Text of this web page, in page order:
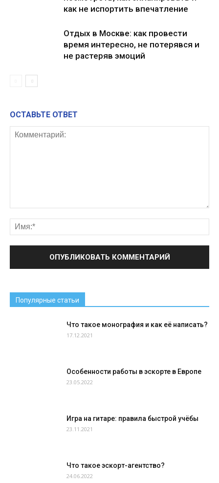
как не испортить впечатление
Отдых в Москве: как провести
время интересно, не потерявся и
не растеряв эмоций
ОСТАВЬТЕ ОТВЕТ
Популярные статьи
Что такое монография и как её написать?
17.12.2021
Особенности работы в эскорте в Европе
23.05.2022
Игра на гитаре: правила быстрой учёбы
23.11.2021
Что такое эскорт-агентство?
24.06.2022